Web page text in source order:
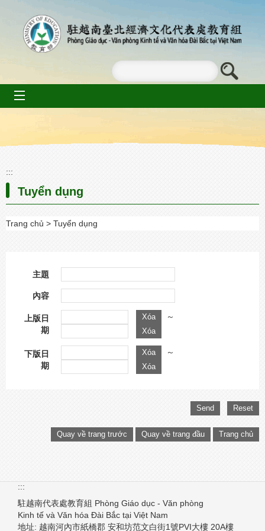
:::
Tuyển dụng
Trang chủ Tuyển dụng
主題
內容
上版日
期
～
下版日
期
～
Quay về trang trước Quay về trang đầu Trang chủ
:::
駐越南代表處教育組 Phòng Giáo dục - Văn phòng
Kinh tế và Văn hóa Đài Bắc tại Việt Nam
地址: 越南河內市紙橋郡 安和坊范文白街1號PVI大樓 20A樓